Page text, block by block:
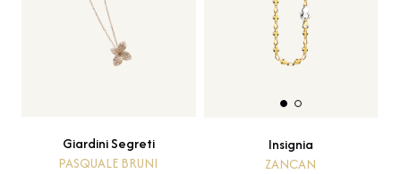
Giardini Segreti
PASQUALE BRUNI
Insignia
ZANCAN